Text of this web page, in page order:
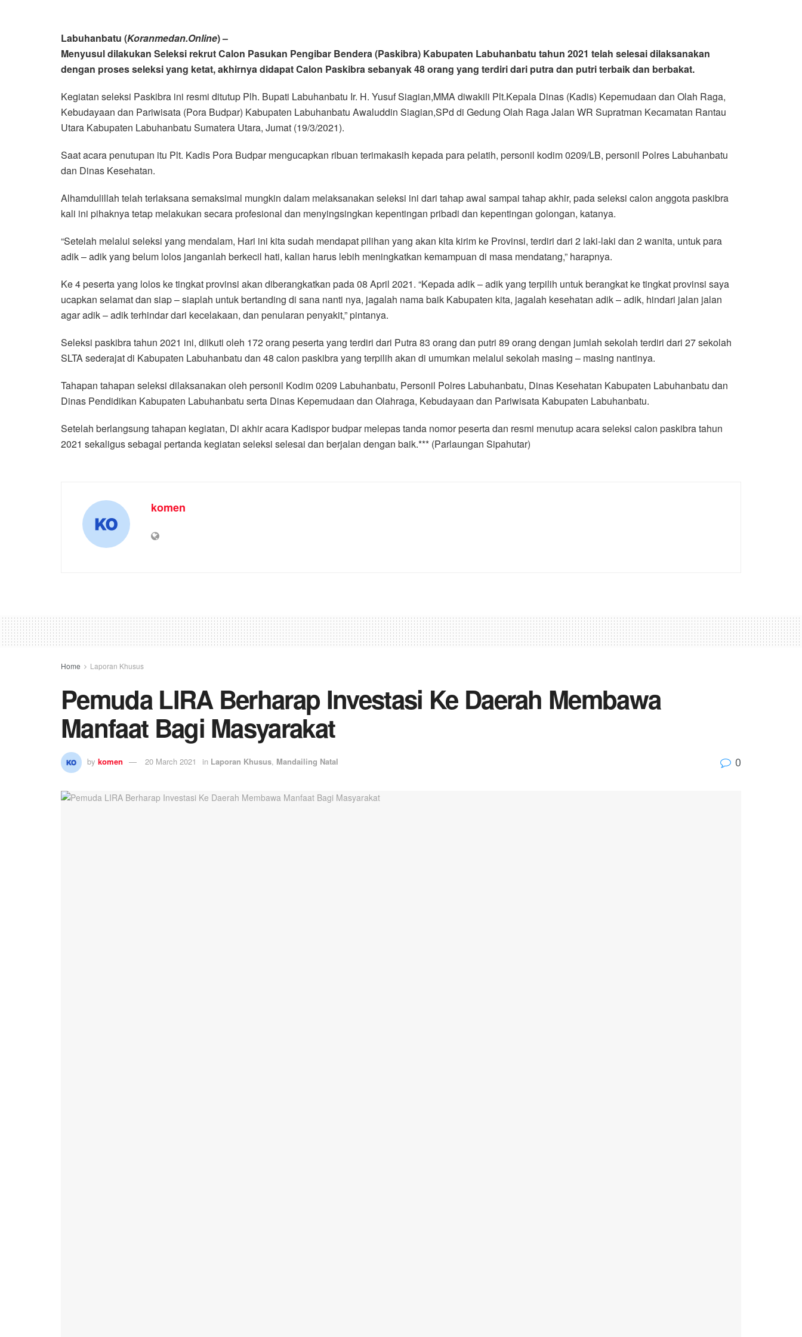
Labuhanbatu (Koranmedan.Online) –
Menyusul dilakukan Seleksi rekrut Calon Pasukan Pengibar Bendera (Paskibra) Kabupaten Labuhanbatu tahun 2021 telah selesai dilaksanakan
dengan proses seleksi yang ketat, akhirnya didapat Calon Paskibra sebanyak 48 orang yang terdiri dari putra dan putri terbaik dan berbakat.
Kegiatan seleksi Paskibra ini resmi ditutup Plh. Bupati Labuhanbatu Ir. H. Yusuf Siagian,MMA diwakili Plt.Kepala Dinas (Kadis) Kepemudaan dan Olah Raga,
Kebudayaan dan Pariwisata (Pora Budpar) Kabupaten Labuhanbatu Awaluddin Siagian,SPd di Gedung Olah Raga Jalan WR Supratman Kecamatan Rantau
Utara Kabupaten Labuhanbatu Sumatera Utara, Jumat (19/3/2021).
Saat acara penutupan itu Plt. Kadis Pora Budpar mengucapkan ribuan terimakasih kepada para pelatih, personil kodim 0209/LB, personil Polres Labuhanbatu
dan Dinas Kesehatan.
Alhamdulillah telah terlaksana semaksimal mungkin dalam melaksanakan seleksi ini dari tahap awal sampai tahap akhir, pada seleksi calon anggota paskibra
kali ini pihaknya tetap melakukan secara profesional dan menyingsingkan kepentingan pribadi dan kepentingan golongan, katanya.
“Setelah melalui seleksi yang mendalam, Hari ini kita sudah mendapat pilihan yang akan kita kirim ke Provinsi, terdiri dari 2 laki-laki dan 2 wanita, untuk para
adik – adik yang belum lolos janganlah berkecil hati, kalian harus lebih meningkatkan kemampuan di masa mendatang,” harapnya.
Ke 4 peserta yang lolos ke tingkat provinsi akan diberangkatkan pada 08 April 2021. “Kepada adik – adik yang terpilih untuk berangkat ke tingkat provinsi saya
ucapkan selamat dan siap – siaplah untuk bertanding di sana nanti nya, jagalah nama baik Kabupaten kita, jagalah kesehatan adik – adik, hindari jalan jalan
agar adik – adik terhindar dari kecelakaan, dan penularan penyakit,” pintanya.
Seleksi paskibra tahun 2021 ini, diikuti oleh 172 orang peserta yang terdiri dari Putra 83 orang dan putri 89 orang dengan jumlah sekolah terdiri dari 27 sekolah
SLTA sederajat di Kabupaten Labuhanbatu dan 48 calon paskibra yang terpilih akan di umumkan melalui sekolah masing – masing nantinya.
Tahapan tahapan seleksi dilaksanakan oleh personil Kodim 0209 Labuhanbatu, Personil Polres Labuhanbatu, Dinas Kesehatan Kabupaten Labuhanbatu dan
Dinas Pendidikan Kabupaten Labuhanbatu serta Dinas Kepemudaan dan Olahraga, Kebudayaan dan Pariwisata Kabupaten Labuhanbatu.
Setelah berlangsung tahapan kegiatan, Di akhir acara Kadispor budpar melepas tanda nomor peserta dan resmi menutup acara seleksi calon paskibra tahun
2021 sekaligus sebagai pertanda kegiatan seleksi selesai dan berjalan dengan baik.*** (Parlaungan Sipahutar)
komen
Home Laporan Khusus
Pemuda LIRA Berharap Investasi Ke Daerah Membawa
Manfaat Bagi Masyarakat
by komen 20 March 2021 in Laporan Khusus, Mandailing Natal 0